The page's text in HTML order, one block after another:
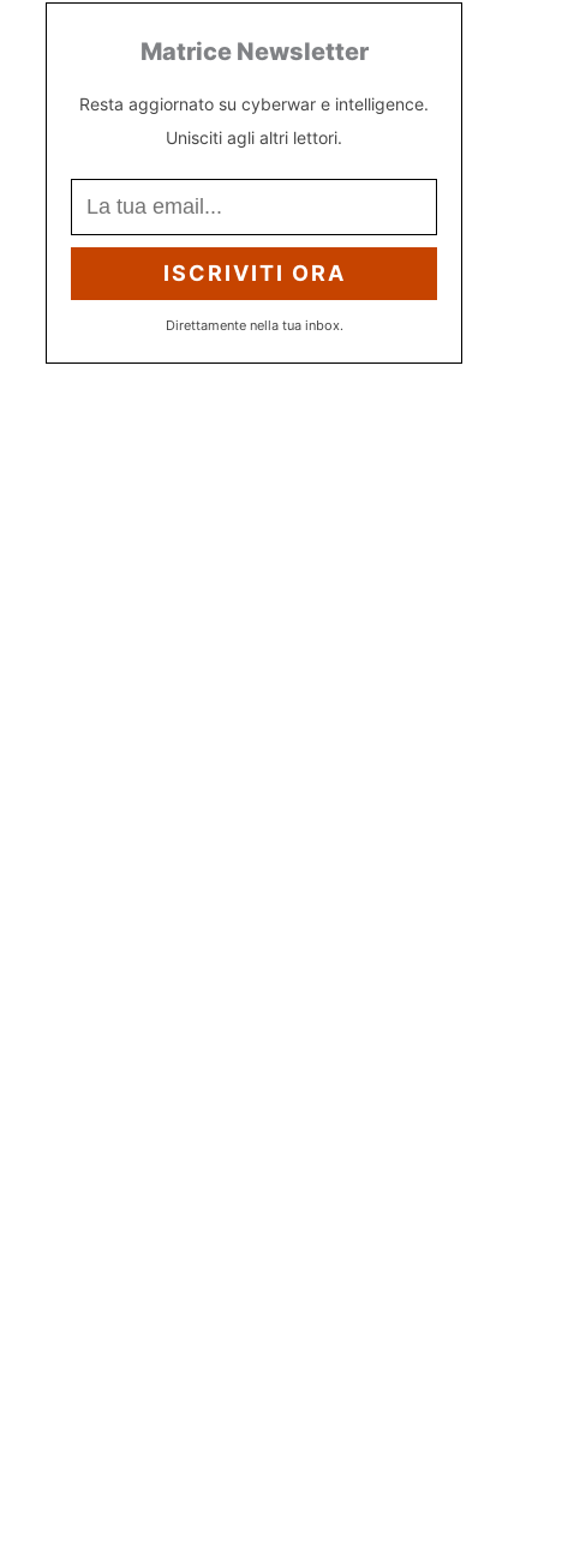
Matrice Newsletter
Resta aggiornato su cyberwar e intelligence.
Unisciti agli altri lettori.
ISCRIVITI ORA
Direttamente nella tua inbox.